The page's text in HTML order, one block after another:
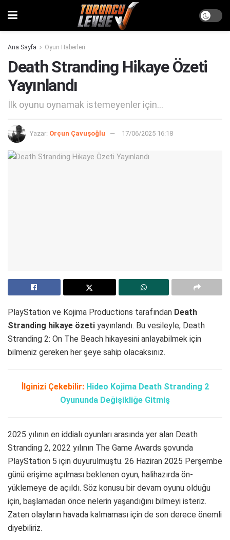
Ana Sayfa Oyun Haberleri
Death Stranding Hikaye Özeti
Yayınlandı
İlk oyunu oynamak istemeyenler için...
Yazar: Orçun Çavuşoğlu 17/06/2025 16:18
PlayStation ve Kojima Productions tarafından Death
Stranding hikaye özeti yayınlandı. Bu vesileyle, Death
Stranding 2: On The Beach hikayesini anlayabilmek için
bilmeniz gereken her şeye sahip olacaksınız.
İlginizi Çekebilir: Hideo Kojima Death Stranding 2
Oyununda Değişikliğe Gitmiş
2025 yılının en iddialı oyunları arasında yer alan Death
Stranding 2, 2022 yılının The Game Awards şovunda
PlayStation 5 için duyurulmuştu. 26 Haziran 2025 Perşembe
günü erişime açılması beklenen oyun, halihazırda ön-
yüklemeye de açıldı. Söz konusu bir devam oyunu olduğu
için, başlamadan önce nelerin yaşandığını bilmeyi isteriz.
Zaten olayların havada kalmaması için de son derece önemli
diyebiliriz.